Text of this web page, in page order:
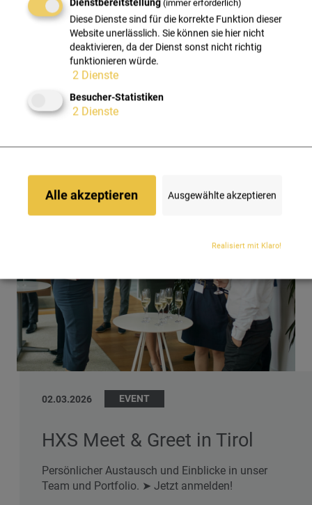
Vertrauensverlust.
MEHR ERFAHREN
02.03.2026 EVENT
HXS Meet & Greet in Tirol
Persönlicher Austausch und Einblicke in unser
Team und Portfolio. ➤ Jetzt anmelden!
Dienstbereitstellung (immer erforderlich)
Diese Dienste sind für die korrekte Funktion dieser
Website unerlässlich. Sie können sie hier nicht
deaktivieren, da der Dienst sonst nicht richtig
funktionieren würde.
2 Dienste
Besucher-Statistiken
2 Dienste
Ausgewählte akzeptieren
Alle akzeptieren
Realisiert mit Klaro!